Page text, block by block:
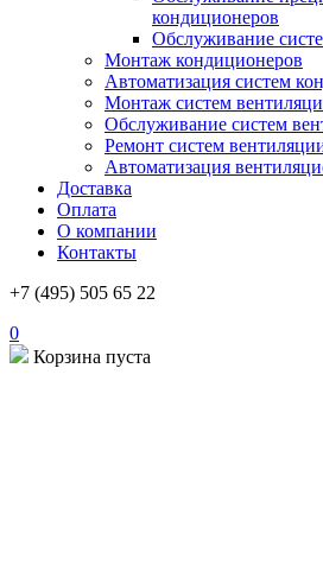
кондиционеров
Обслуживание
Монтаж кондиционеров
Автоматизация систем
Монтаж систем
Обслуживание систем
Ремонт систем
Автоматизация
Доставка
Оплата
О компании
Контакты
+7 (495) 505 65 22
0
Корзина пуста